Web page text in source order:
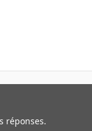
réponses.